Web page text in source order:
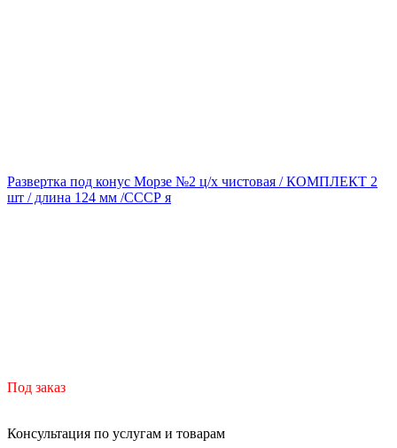
Развертка под конус Морзе №2 ц/х чистовая / КОМПЛЕКТ 2
шт / длина 124 мм /СССР я
Под заказ
Консультация по услугам и товарам